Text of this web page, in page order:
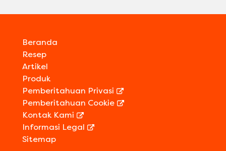
Beranda
Resep
Artikel
Produk
Pemberitahuan Privasi
Pemberitahuan Cookie
Kontak Kami
Informasi Legal
Sitemap